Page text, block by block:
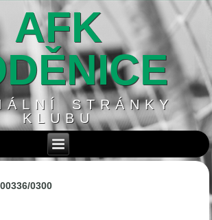
AFK
STRÁNKY
KLUBU
0300